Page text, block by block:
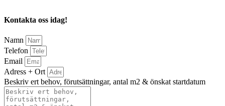
Kontakta oss idag!
Namn
Telefon
Email
Adress + Ort
Beskriv ert behov, förutsättningar, antal m2 & önskat startdatum